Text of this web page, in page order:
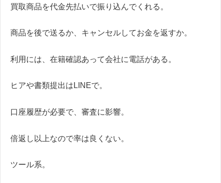
買取商品を代金先払いで振り込んでくれる。
商品を後で送るか、キャンセルしてお金を返すか。
利用には、在籍確認あって会社に電話がある。
ヒアや書類提出はLINEで。
口座履歴が必要で、審査に影響。
倍返し以上なので率は良くない。
ツール系。